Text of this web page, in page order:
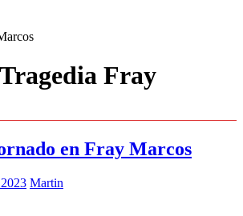
Tragedia Fray
en Fray Marcos
Martin